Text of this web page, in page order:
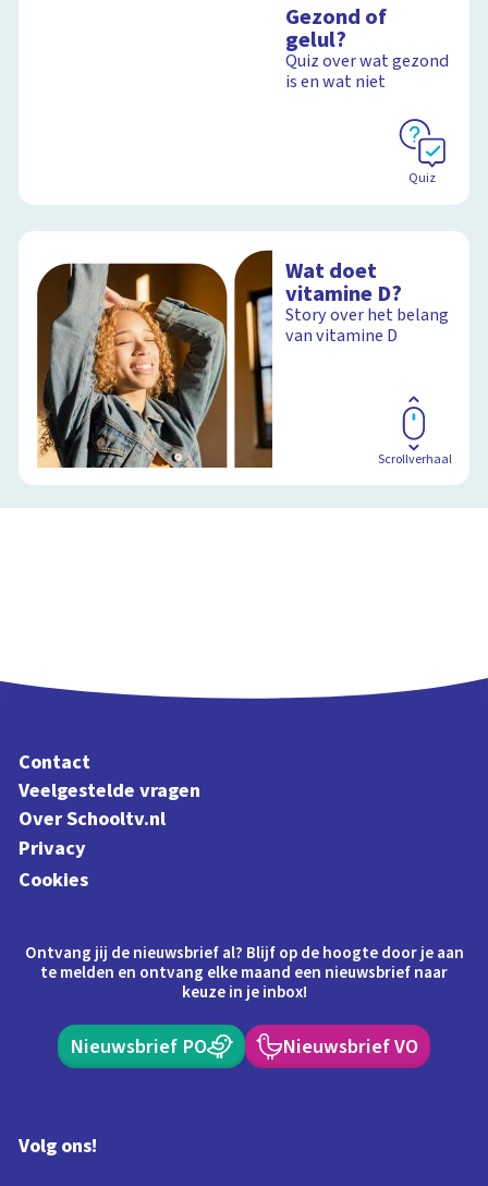
Gezond of
gelul?
Quiz over wat gezond
is en wat niet
Quiz
Wat doet
vitamine D?
Story over het belang
van vitamine D
Scrollverhaal
Contact
Veelgestelde vragen
Over Schooltv.nl
Privacy
Cookies
Ontvang jij de nieuwsbrief al? Blijf op de hoogte door je aan
te melden en ontvang elke maand een nieuwsbrief naar
keuze in je inbox!
Nieuwsbrief PO Nieuwsbrief VO
Volg ons!